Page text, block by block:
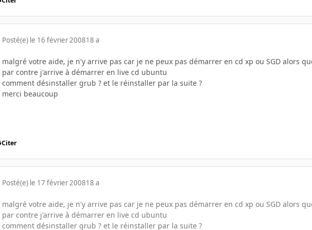
Posté(e) le 16 février 200818 a
malgré votre aide, je n'y arrive pas car je ne peux pas démarrer en cd xp ou SGD alors
par contre j'arrive à démarrer en live cd ubuntu
comment désinstaller grub ? et le réinstaller par la suite ?
merci beaucoup
Citer
Posté(e) le 17 février 200818 a
malgré votre aide, je n'y arrive pas car je ne peux pas démarrer en cd xp ou SGD alors
par contre j'arrive à démarrer en live cd ubuntu
comment désinstaller grub ? et le réinstaller par la suite ?